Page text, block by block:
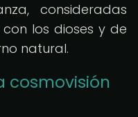
consideradas
los dioses y de
natural.
cosmovisión